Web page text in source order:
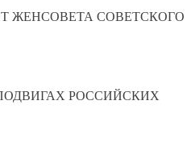
ЖЕНСОВЕТА СОВЕТСКОГО
РОССИЙСКИХ